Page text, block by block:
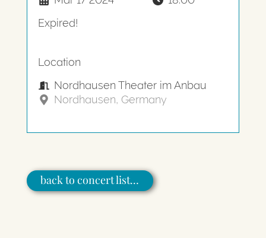
Expired!
Location
Nordhausen Theater im Anbau
Nordhausen, Germany
back to concert list…